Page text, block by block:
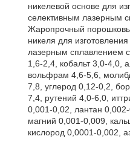
никелевой основе для
селективным лазерным
Жаропрочный
никеля для
лазерным сплавлением
1,6-2,4, кобальт 3,0-4,0,
вольфрам 4,6-5,6,
7,8, углерод 0,12-0,2,
7,4, рутений 4,0-6,0,
0,001-0,02, лантан
магний 0,001-0,009,
кислород 0,0001-0,002,